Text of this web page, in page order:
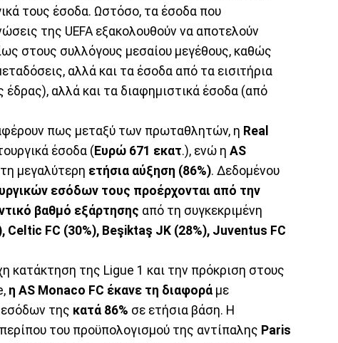
τους έσοδα. Ωστόσο, τα έσοδα που
της UEFA εξακολουθούν να αποτελούν
στους συλλόγους μεσαίου μεγέθους, καθώς
αλλά και τα έσοδα από τα εισιτήρια
αλλά και τα διαφημιστικά έσοδα (από
πως μεταξύ των πρωταθλητών, η Real
έσοδα ( Ευρώ 671 εκατ.), ενώ η AS
μεγαλύτερη ετήσια αύξηση (86%). Δεδομένου
εσόδων τους προέρχονται από την
βαθμό εξάρτησης από τη συγκεκριμένη
Celtic FC (30%), Beşiktaş JK (28%), Juventus FC
κατάκτηση της Ligue 1 και την πρόκριση στους
η AS Monaco FC έκανε τη διαφορά με
της κατά 86% σε ετήσια βάση. Η
του προϋπολογισμού της αντίπαλης Paris